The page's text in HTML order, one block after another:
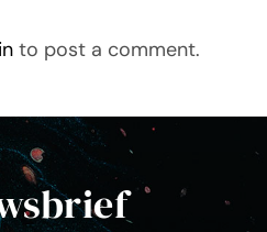
to post a comment.